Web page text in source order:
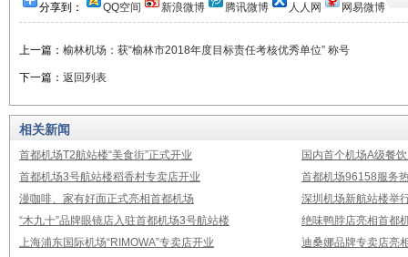
分享到： QQ空间 新浪微博 腾讯微博 人人网 网易微博
上一篇： 榆林机场：获“榆林市2018年度目标责任考核优秀单位” 称号
下一篇： 返回列表
相关新闻
首都机场T2航站楼“美食街”正式开业
国内首个机场A级餐
首都机场3号航站楼稻香村专卖店开业
首都机场96158服务
漫咖啡、家有好面正式亮相首都机场
深圳机场新航站楼举
“木九十”品牌眼镜店入驻首都机场3号航站楼
绝味鸭脖店亮相首都
上海浦东国际机场“RIMOWA”专卖店开业
迪桑娜品牌专卖店亮